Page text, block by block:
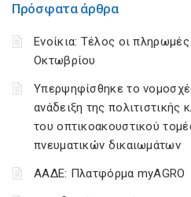
Πρόσφατα άρθρα
Ενοίκια: Τέλος οι
Οκτωβρίου
Υπερψηφίσθηκε το
ανάδειξη της πολιτιστικής
του οπτικοακουστικού
πνευματικών δικαιωμάτων
ΑΑΔΕ: Πλατφόρμα myAGRO